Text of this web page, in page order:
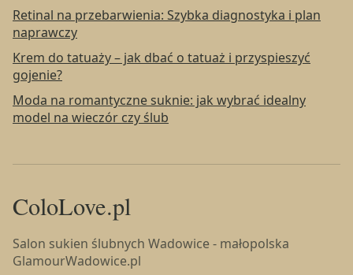
Retinal na przebarwienia: Szybka diagnostyka i plan
naprawczy
Krem do tatuaży – jak dbać o tatuaż i przyspieszyć
gojenie?
Moda na romantyczne suknie: jak wybrać idealny
model na wieczór czy ślub
ColoLove.pl
Salon sukien ślubnych Wadowice - małopolska
GlamourWadowice.pl